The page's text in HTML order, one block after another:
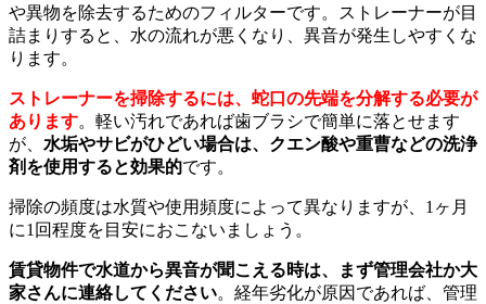
や異物を除去するためのフィルターです。ストレーナーが目
詰まりすると、水の流れが悪くなり、異音が発生しやすくな
ります。
ストレーナーを掃除するには、蛇口の先端を分解する必要が
あります。軽い汚れであれば歯ブラシで簡単に落とせます
が、 水垢やサビがひどい場合は、クエン酸や重曹などの洗浄
剤を使用すると効果的です。
掃除の頻度は水質や使用頻度によって異なりますが、1ヶ月
に1回程度を目安におこないましょう。
賃貸物件で水道から異音が聞こえる時は、まず管理会社か大
家さんに連絡してください。経年劣化が原因であれば、管理